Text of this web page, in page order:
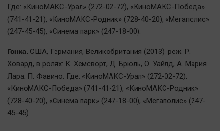
Где: «КиноМАКС-Урал» (272-02-72), «КиноМАКС-Победа»
(741-41-21), «КиноМАКС-Родник» (728-40-20), «Мегаполис»
(247-45-45), «Синема парк» (247-18-00).
Гонка. США, Германия, Великобритания (2013), реж. Р.
Ховард, в ролях: К. Хемсворт, Д. Брюль, О. Уайлд, А. Мария
Лара, П. Фавино. Где: «КиноМАКС-Урал» (272-02-72),
«КиноМАКС-Победа» (741-41-21), «КиноМАКС-Родник»
(728-40-20), «Синема парк» (247-18-00), «Мегаполис» (247-
45-45).